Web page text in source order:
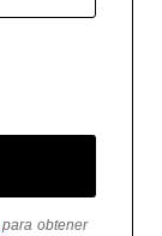
para obtener